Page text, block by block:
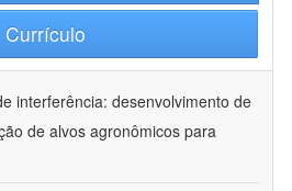
Currículo
interferência: desenvolvimento de
de alvos agronômicos para